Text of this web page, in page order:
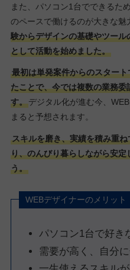
また、パソコン1台でできるた
のペースで働けるのが大きな魅
験からデザインの基礎やツー
として活動を始めました。
最初は単発案件からのスター
たことで、今では複数の業務
す。デジタル化が進む今、
まると予想されます。
スキルを磨き、実績を積み重
り、のんびり暮らしながら安
う。
WEBデザイナーのメリット
パソコン1台で好き
需要が高く、自分